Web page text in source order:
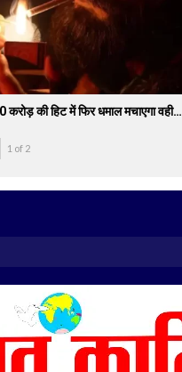
करोड़ की हिट में फिर धमाल मचाएगा वही…
1 of 2